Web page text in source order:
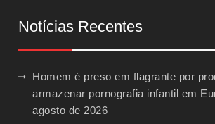
Notícias Recentes
Homem é preso em flagrante por
armazenar pornografia infantil em
agosto de 2026